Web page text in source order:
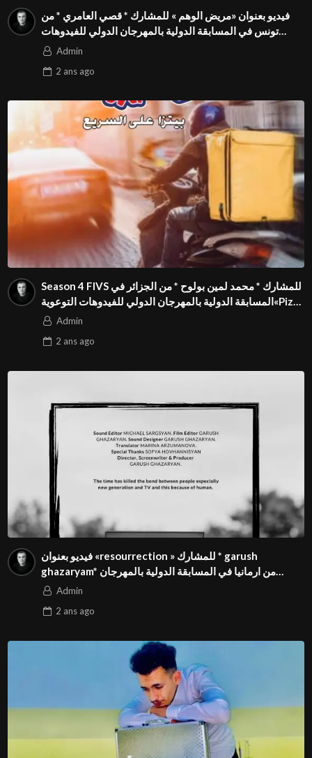
فيديو بعنوان «مريض الوهم » للمشارك * قصي العامري * من
تونس في المسابقة الدولية بالمهرجان الدولي للفيدوهات
التوعوية Season 4 FIVSAdmin
2 ansago
Season 4 FIVS للمشارك * محمد لمين بولوح * من الجزائر في
المسابقة الدولية بالمهرجان الدولي للفيدوهات التوعوية«Pizza
Admin
2 ansago
فيديو بعنوان «resourrection » للمشارك * garush
ghazaryam* من ارمانيا في المسابقة الدولية بالمهرجان
Admin
2 ansago